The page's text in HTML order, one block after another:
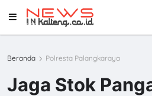
Beranda Polresta Palangkaraya
Jaga Stok